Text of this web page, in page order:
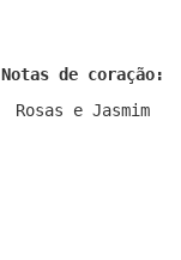
Notas de coração:
Rosas e Jasmim